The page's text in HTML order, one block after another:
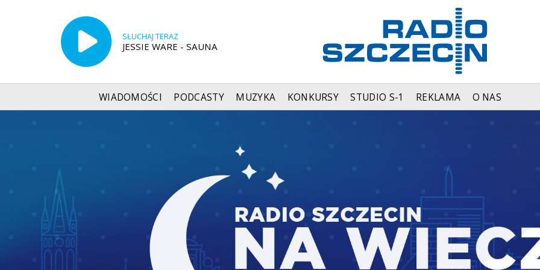
SŁUCHAJ TERAZ
JESSIE WARE - SAUNA
WIADOMOŚCI PODCASTY MUZYKA KONKURSY STUDIO S-1 REKLAMA O NAS